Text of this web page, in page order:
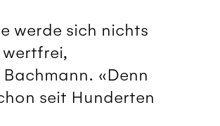
werde sich nichts
«Denn
seit Hunderten